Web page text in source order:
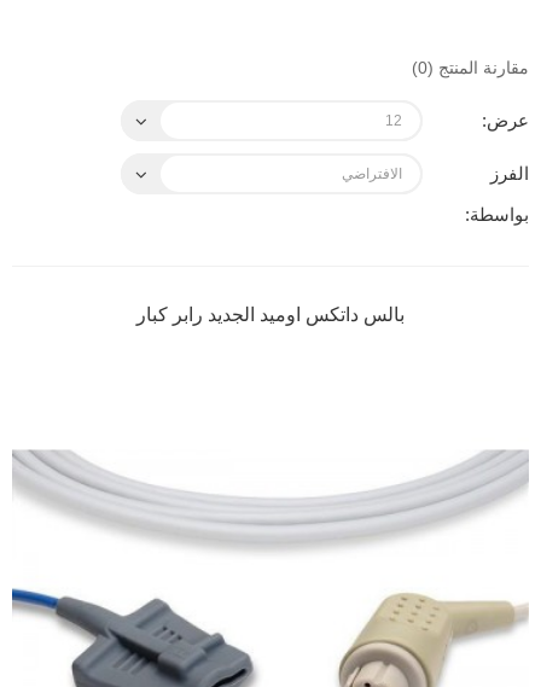
مقارنة المنتج (0)
عرض:
الفرز
بواسطة:
بالس داتكس اوميد الجديد رابر كبار